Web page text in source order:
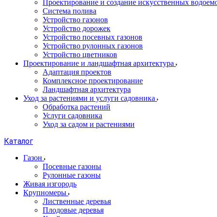
Проектирование и создание искусственных
Система полива
Устройство газонов
Устройство дорожек
Устройство посевных газонов
Устройство рулонных газонов
Устройство цветников
Проектирование и ландшафтная архитектура
Адаптация проектов
Комплексное проектирование
Ландшафтная архитектура
Уход за растениями и услуги садовника
Обработка растений
Услуги садовника
Уход за садом и растениями
Каталог
Газон
Посевные газоны
Рулонные газоны
Живая изгородь
Крупномеры
Лиственные деревья
Плодовые деревья